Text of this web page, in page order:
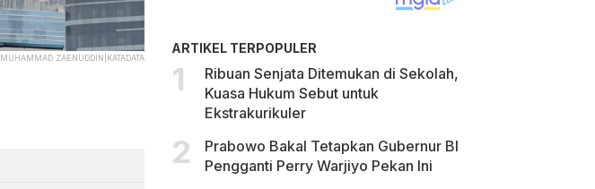
MUHAMMAD ZAENUDDIN|KATADATA
ARTIKEL TERPOPULER
Ribuan Senjata Ditemukan di Sekolah,
Kuasa Hukum Sebut untuk
Ekstrakurikuler
Prabowo Bakal Tetapkan Gubernur BI
Pengganti Perry Warjiyo Pekan Ini